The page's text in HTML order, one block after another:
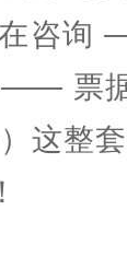
在咨
票
这整